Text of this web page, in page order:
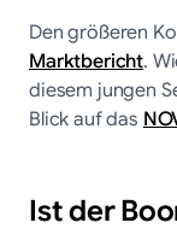
Den größeren
Marktbericht.
diesem jungen
Blick auf das
Ist der